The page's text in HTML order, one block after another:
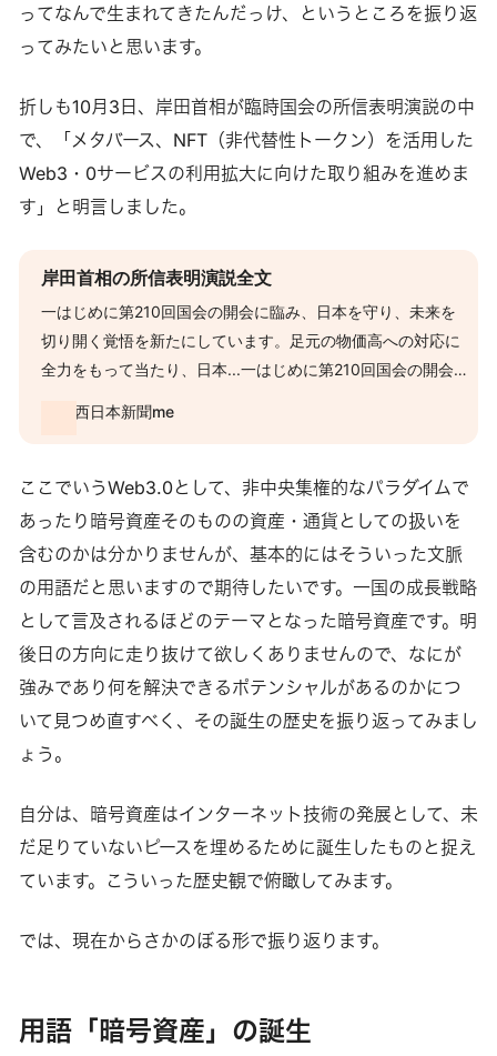
ってなんで生まれてきたんだっけ、というところを振り返
ってみたいと思います。
折しも10月3日、岸田首相が臨時国会の所信表明演説の中
で、「メタバース、NFT（非代替性トークン）を活用した
Web3・0サービスの利用拡大に向けた取り組みを進めま
す」と明言しました。
岸田首相の所信表明演説全文
一はじめに第210回国会の開会に臨み、日本を守り、未来を
切り開く覚悟を新たにしています。足元の物価高への対応に
全力をもって当たり、日本...一はじめに第210回国会の開会に
西日本新聞me
ここでいうWeb3.0として、非中央集権的なパラダイムで
あったり暗号資産そのものの資産・通貨としての扱いを
含むのかは分かりませんが、基本的にはそういった文脈
の用語だと思いますので期待したいです。一国の成長戦略
として言及されるほどのテーマとなった暗号資産です。明
後日の方向に走り抜けて欲しくありませんので、なにが
強みであり何を解決できるポテンシャルがあるのかにつ
いて見つめ直すべく、その誕生の歴史を振り返ってみまし
ょう。
自分は、暗号資産はインターネット技術の発展として、未
だ足りていないピースを埋めるために誕生したものと捉え
ています。こういった歴史観で俯瞰してみます。
では、現在からさかのぼる形で振り返ります。
用語「暗号資産」の誕生